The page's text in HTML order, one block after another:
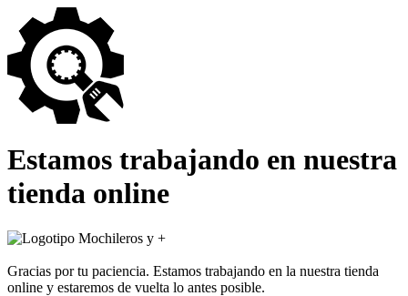
Estamos trabajando en nuestra
tienda online
Gracias por tu paciencia. Estamos trabajando en la nuestra tienda
online y estaremos de vuelta lo antes posible.